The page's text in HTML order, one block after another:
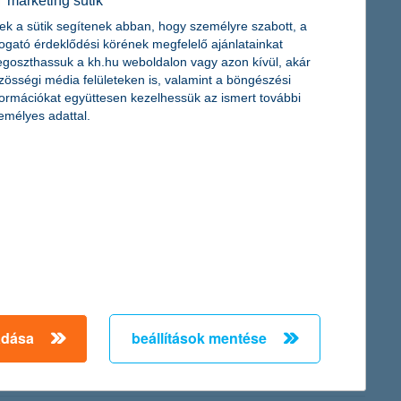
rekord-optimizmust hozott a szektor számára.
középkorúak aránya. Míg tavaly a lakosság
ez pedig a K&H biztos jövő kutatás eddigi legalacsonyabb
a sütik segítenek abban, hogy személyre szabott, a
érdeklődési körének megfelelő ajánlatainkat
a kh.hu weboldalon vagy azon kívül, akár
média felületeken is, valamint a böngészési
együttesen kezelhessük az ismert további
adattal.
beállítások mentése